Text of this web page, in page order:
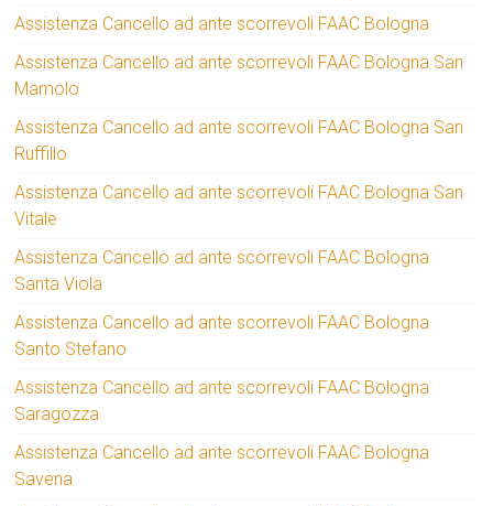
Assistenza Cancello ad ante scorrevoli FAAC Bologna
Assistenza Cancello ad ante scorrevoli FAAC Bologna San
Mamolo
Assistenza Cancello ad ante scorrevoli FAAC Bologna San
Ruffillo
Assistenza Cancello ad ante scorrevoli FAAC Bologna San
Vitale
Assistenza Cancello ad ante scorrevoli FAAC Bologna
Santa Viola
Assistenza Cancello ad ante scorrevoli FAAC Bologna
Santo Stefano
Assistenza Cancello ad ante scorrevoli FAAC Bologna
Saragozza
Assistenza Cancello ad ante scorrevoli FAAC Bologna
Savena